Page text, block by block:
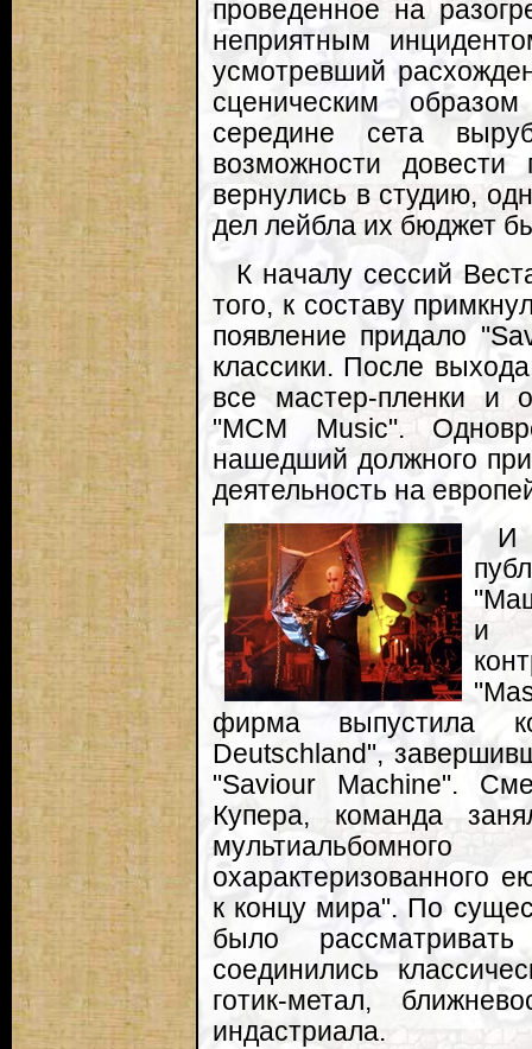
проведенное на
неприятным
усмотревший
сценическим
середине сета
возможности
вернулись в студию,
дел лейбла их бюджет
К началу сессий
того, к составу
появление придало
классики. После
все мастер-пленки и
"MCM Music".
нашедший должного
деятельность на
И
и
фирма выпустила
Deutschland",
"Saviour Machine".
Купера, команда
охарактеризованного
к концу мира". По
было
соединились
готик-метал,
индастриала.